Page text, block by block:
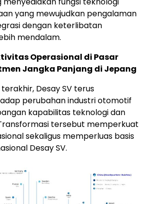
yang mewujudkan pengalaman
dengan keterlibatan
mendalam.
Operasional di Pasar
Jangka Panjang di Jepang
Desay SV terus
perubahan industri otomotif
kapabilitas teknologi dan
tersebut memperkuat
sekaligus memperluas basis
Desay SV.